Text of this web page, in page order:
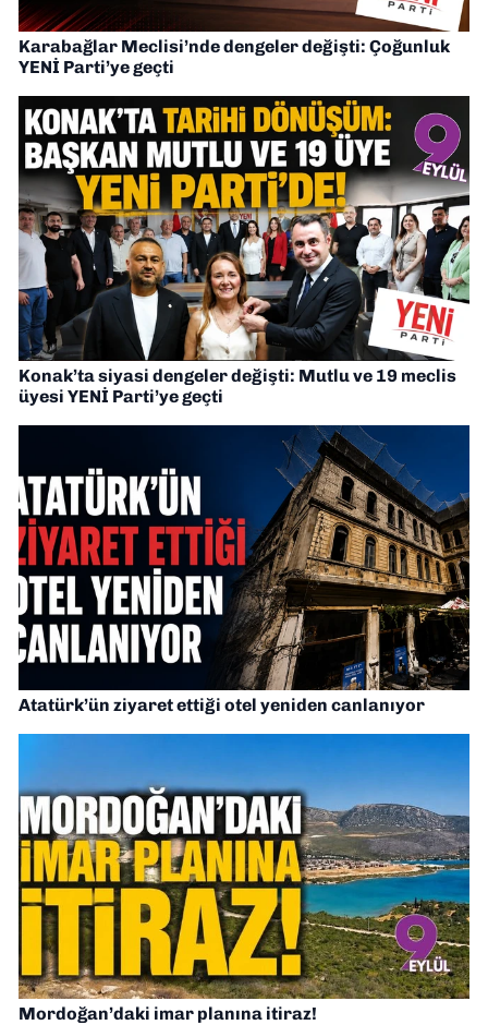
Karabağlar Meclisi’nde dengeler değişti: Çoğunluk
YENİ Parti’ye geçti
Konak’ta siyasi dengeler değişti: Mutlu ve 19 meclis
üyesi YENİ Parti’ye geçti
Atatürk’ün ziyaret ettiği otel yeniden canlanıyor
Mordoğan’daki imar planına itiraz!